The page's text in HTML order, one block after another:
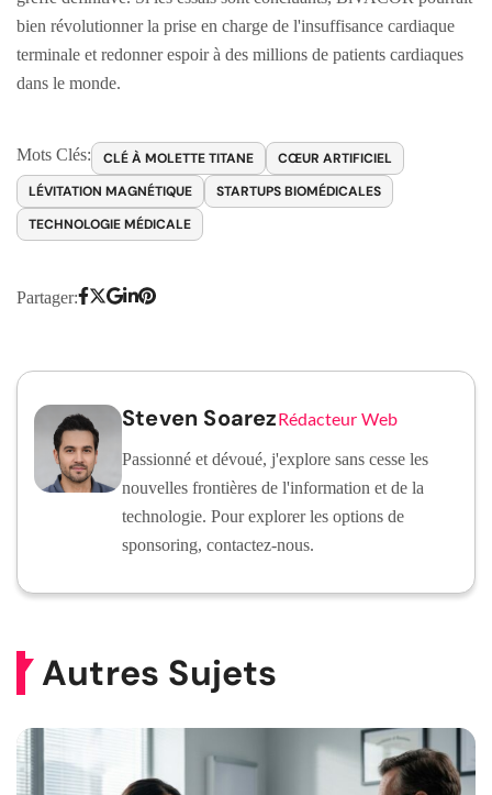
bien révolutionner la prise en charge de l'insuffisance cardiaque
terminale et redonner espoir à des millions de patients cardiaques
dans le monde.
Mots Clés: CLÉ À MOLETTE TITANE
CŒUR ARTIFICIEL
LÉVITATION MAGNÉTIQUE
STARTUPS BIOMÉDICALES
TECHNOLOGIE MÉDICALE
Partager:
Steven SoarezRédacteur Web
Passionné et dévoué, j'explore sans cesse les
nouvelles frontières de l'information et de la
technologie. Pour explorer les options de
sponsoring, contactez-nous.
Autres Sujets